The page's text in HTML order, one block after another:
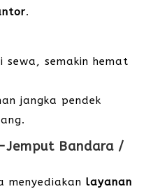
.
sewa, semakin hemat
jangka pendek
Jemput Bandara /
menyediakan layanan